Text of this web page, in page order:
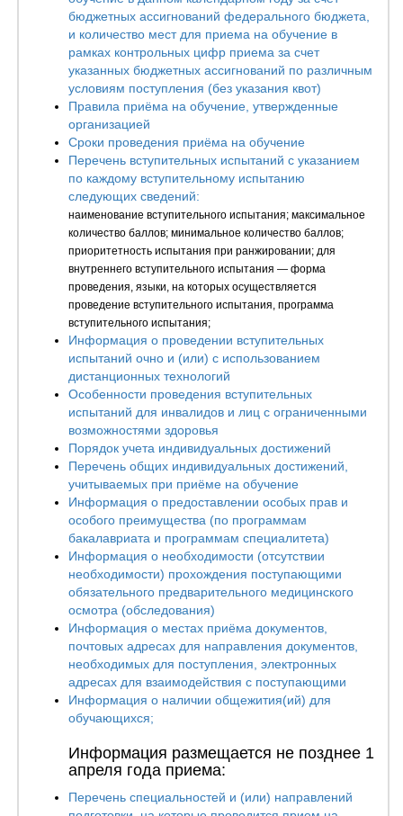
бюджетных ассигнований федерального бюджета,
и количество мест для приема на обучение в
рамках контрольных цифр приема за счет
указанных бюджетных ассигнований по различным
условиям поступления (без указания квот)
Правила приёма на обучение, утвержденные
организацией
Сроки проведения приёма на обучение
Перечень вступительных испытаний с указанием
по каждому вступительному испытанию
следующих сведений:
наименование вступительного испытания; максимальное
количество баллов; минимальное количество баллов;
приоритетность испытания при ранжировании; для
внутреннего вступительного испытания — форма
проведения, языки, на которых осуществляется
проведение вступительного испытания, программа
вступительного испытания;
Информация о проведении вступительных
испытаний очно и (или) с использованием
дистанционных технологий
Особенности проведения вступительных
испытаний для инвалидов и лиц с ограниченными
возможностями здоровья
Порядок учета индивидуальных достижений
Перечень общих индивидуальных достижений,
учитываемых при приёме на обучение
Информация о предоставлении особых прав и
особого преимущества (по программам
бакалавриата и программам специалитета)
Информация о необходимости (отсутствии
необходимости) прохождения поступающими
обязательного предварительного медицинского
осмотра (обследования)
Информация о местах приёма документов,
почтовых адресах для направления документов,
необходимых для поступления, электронных
адресах для взаимодействия с поступающими
Информация о наличии общежития(ий) для
обучающихся;
Информация размещается не позднее 1
апреля года приема:
Перечень специальностей и (или) направлений